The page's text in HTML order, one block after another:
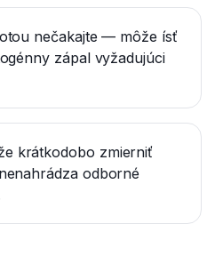
nečakajte — môže ísť
zápal vyžadujúci
krátkodobo zmierniť
odborné